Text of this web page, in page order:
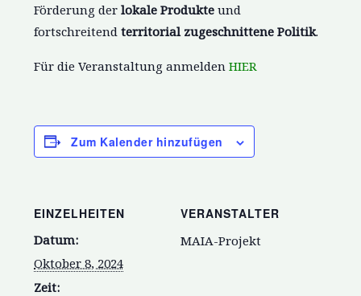
Förderung derlokale Produkte und
fortschreitendterritorial zugeschnittene Politik.
Für die Veranstaltung anmeldenHIER
Zum Kalender hinzufügen
EINZELHEITEN
Datum:
Oktober 8, 2024
Zeit:
VERANSTALTER
MAIA-Projekt